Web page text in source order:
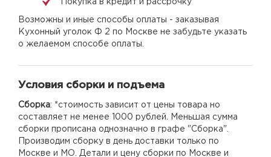
Покупка в кредит и рассрочку
Возможны и иные способы оплаты - заказывая
Кухонный уголок Ф 2 по Москве не забудьте указать
о желаемом способе оплаты.
Условия сборки и подъема
Сборка: *стоимость зависит от цены товара но
составляет не менее 1000 рублей. Меньшая сумма
сборки прописана однозначно в графе "Сборка".
Производим сборку в день доставки только по
Москве и МО. Детали и цену сборки по Москве и